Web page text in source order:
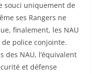
souci uniquement de
ses Rangers ne
finalement, les NAU
police conjointe.
des NAU, l’équivalent
et défense